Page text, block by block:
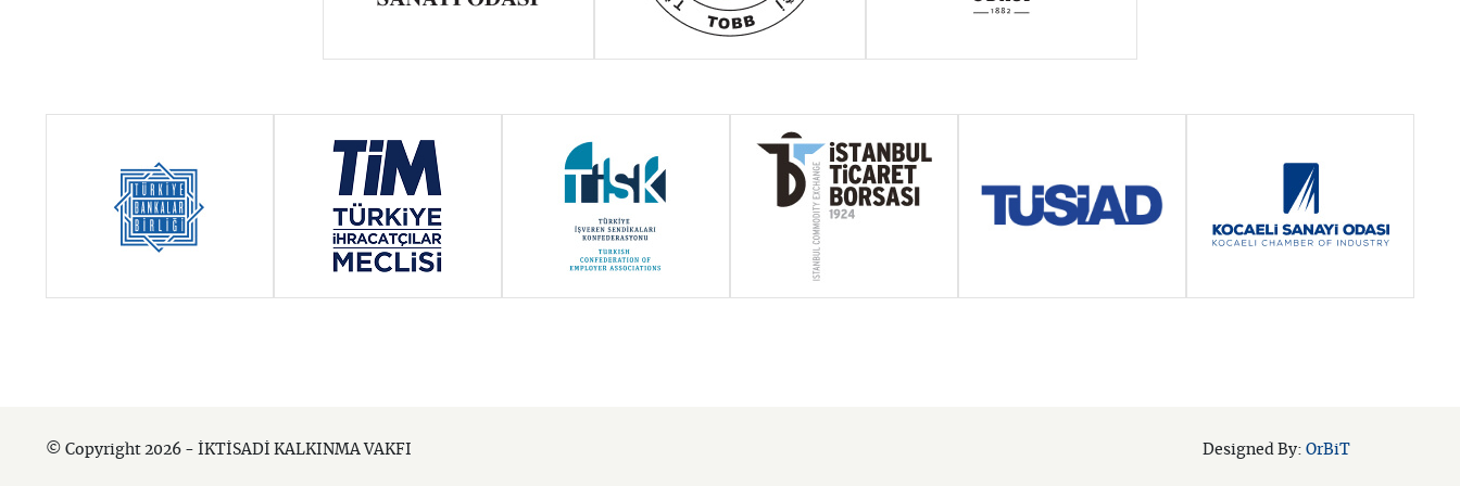
© Copyright 2026 - İKTİSADİ KALKINMA VAKFI Designed By:OrBiT